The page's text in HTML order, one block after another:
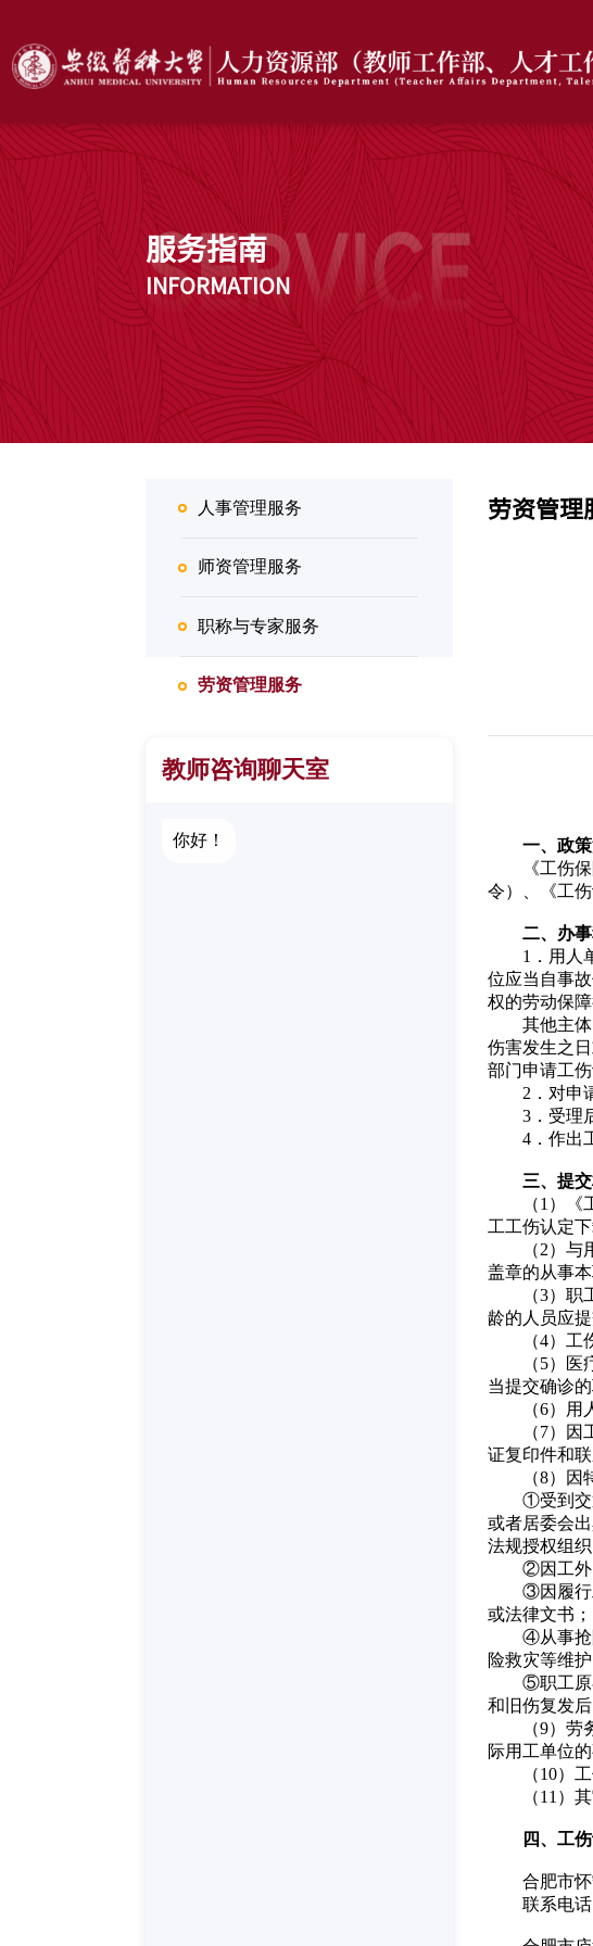
服务指南
INFORMATION
人事管理服务
师资管理服务
职称与专家服务
劳资管理服务
教师咨询聊天室
你好！
劳资管理
一、政
《工伤
令）、《工
二、办事
1 ．用
位应当自事
权的劳动保
其他主
伤害发生之
部门申请工伤
2 ．对
3 ．受理
4 ．作
三、提交
（1 ）《
工工伤认定下
（2）与
盖章的从事
（3）职
龄的人员应
（4）工
（5）医
当提交确诊
（6）用
（7）因
证复印件和
（8）因
①受到交
或者居委会
法规授权组
②因工外
③因履行
或法律文书；
④从事抢
险救灾等维
⑤职工原
和旧伤复发
（9）劳
际用工单位
（10）
（11 ）
四、工
合肥市
联系电